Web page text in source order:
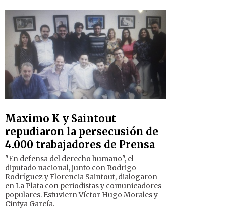
Maximo K y Saintout
repudiaron la persecusión de
4.000 trabajadores de Prensa
"En defensa del derecho humano", el
diputado nacional, junto con Rodrigo
Rodríguez y Florencia Saintout, dialogaron
en La Plata con periodistas y comunicadores
populares. Estuviern Víctor Hugo Morales y
Cintya García.